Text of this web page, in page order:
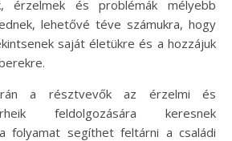
érzelmek és problémák mélyebb
lehetővé téve számukra, hogy
saját életükre és a hozzájuk
a résztvevők az érzelmi és
feldolgozására keresnek
folyamat segíthet feltárni a családi